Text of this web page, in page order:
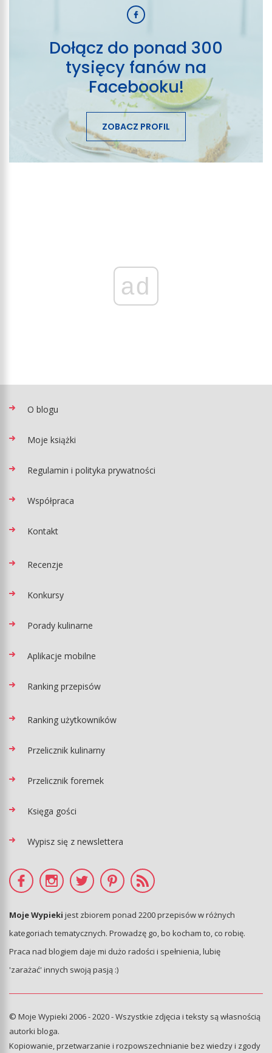
Dołącz do ponad 300
tysięcy fanów na
Facebooku!
ZOBACZ PROFIL
ad
O blogu
Moje książki
Regulamin i polityka prywatności
Współpraca
Kontakt
Recenzje
Konkursy
Porady kulinarne
Aplikacje mobilne
Ranking przepisów
Ranking użytkowników
Przelicznik kulinarny
Przelicznik foremek
Księga gości
Wypisz się z newslettera
Moje Wypieki jest zbiorem ponad 2200 przepisów w różnych
kategoriach tematycznych. Prowadzę go, bo kocham to, co robię.
Praca nad blogiem daje mi dużo radości i spełnienia, lubię
'zarażać' innych swoją pasją :)
© Moje Wypieki 2006 - 2020 - Wszystkie zdjęcia i teksty są własnością
autorki bloga.
Kopiowanie, przetwarzanie i rozpowszechnianie bez wiedzy i zgody